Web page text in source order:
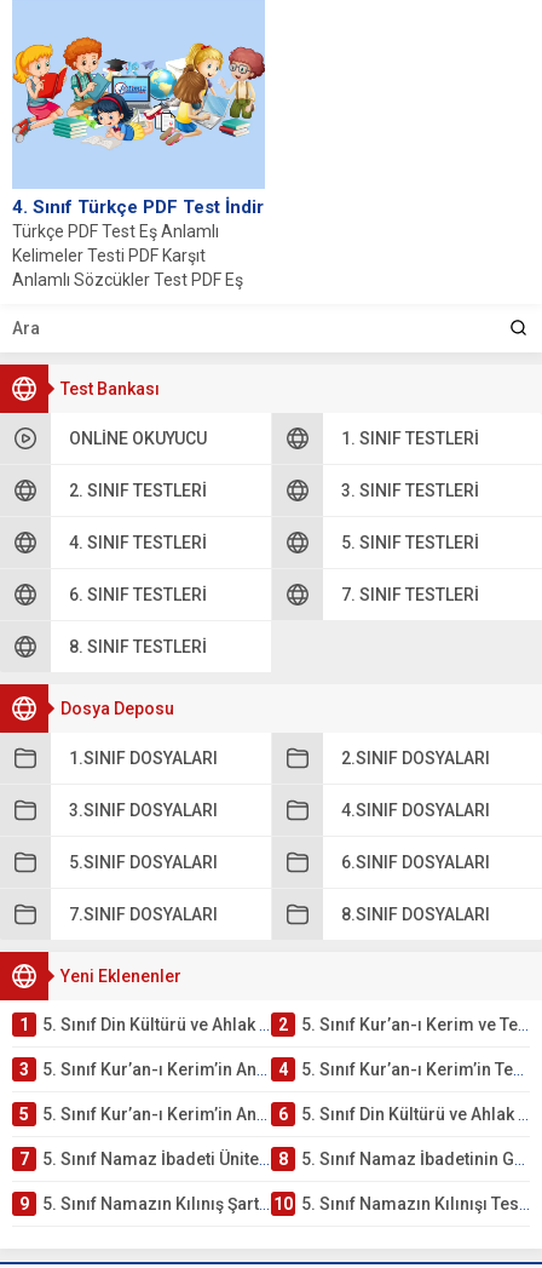
Test Bankası
ONLINE OKUYUCU 1. SINIF TESTLERI
2. SINIF TESTLERI 3. SINIF TESTLERI
4. SINIF TESTLERI 5. SINIF TESTLERI
6. SINIF TESTLERI 7. SINIF TESTLERI
8. SINIF TESTLERI
Dosya Deposu
1.SINIF DOSYALARI 2.SINIF DOSYALARI
3.SINIF DOSYALARI 4.SINIF DOSYALARI
5.SINIF DOSYALARI 6.SINIF DOSYALARI
7.SINIF DOSYALARI 8.SINIF DOSYALARI
Yeni Eklenenler
1 5. Sınıf Din Kültürü ve Ahlak Bilgisi 2. Ünite: Kur’an-ı Kerim Çalışmaları 2 5. Sınıf Kur’an-ı Kerim ve Temel Özellikleri Testi – Online Çöz
3 5. Sınıf Kur’an-ı Kerim’in Ana Konuları Testi – Online Çöz 4 5. Sınıf Kur’an-ı Kerim’in Temel Özellikleri ve Önemi Testi – Online Çöz
5 5. Sınıf Kur’an-ı Kerim’in Anlamı ve Önemi Testi – Online Çöz 6 5. Sınıf Din Kültürü ve Ahlak Bilgisi 2. Ünite: Namaz İbadeti Çalışmaları
7 5. Sınıf Namaz İbadeti Ünite Testi – Online Çöz 8 5. Sınıf Namaz İbadetinin Getirdiği Faydalar Testi
9 5. Sınıf Namazın Kılınış Şartları Testi 10 5. Sınıf Namazın Kılınışı Testi – Online Çöz
4. Sınıf Türkçe PDF Test İndir
Türkçe PDF Test Eş Anlamlı
Kelimeler Testi PDF Karşıt
Anlamlı Sözcükler Test PDF Eş